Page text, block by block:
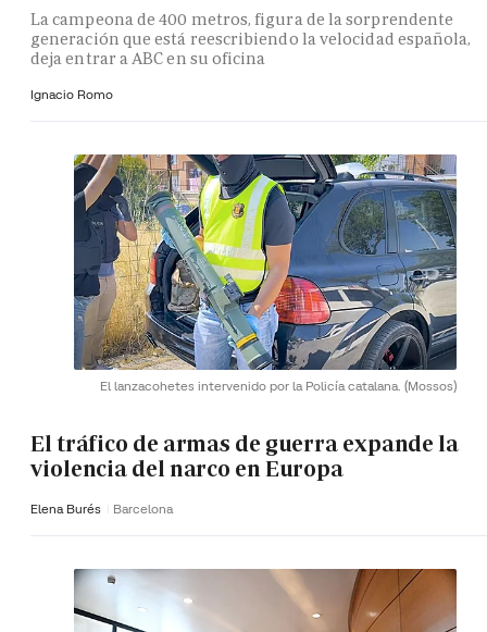
La campeona de 400 metros, figura de la sorprendente
generación que está reescribiendo la velocidad española,
deja entrar a ABC en su oficina
Ignacio Romo
El lanzacohetes intervenido por la Policía catalana. (Mossos)
El tráfico de armas de guerra expande la
violencia del narco en Europa
Elena Burés Barcelona